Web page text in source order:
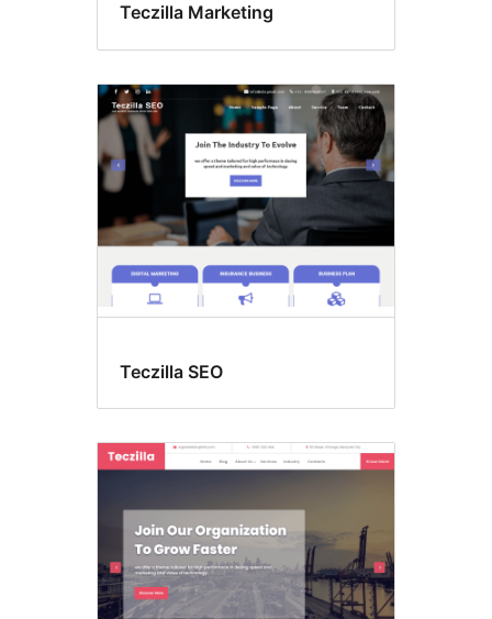
Teczilla Marketing
Teczilla SEO